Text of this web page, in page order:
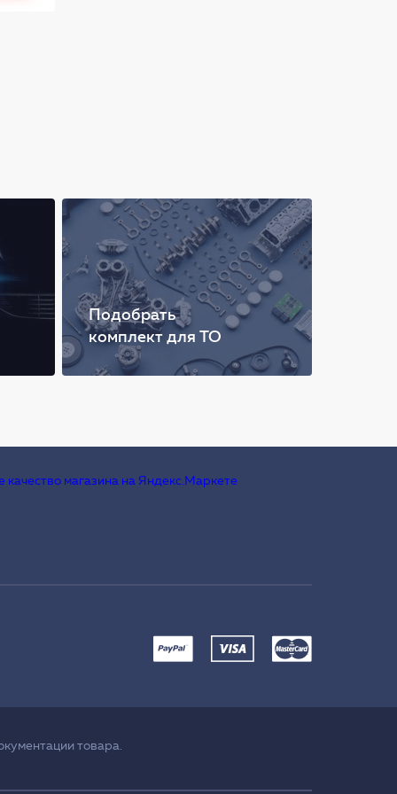
Подобрать
комплект для ТО
товара.